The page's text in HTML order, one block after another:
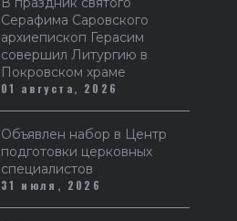
Серафима Саровского
архиепископ Герасим
совершил Литургию в
Покровском храме
01 августа, 2026
Объявлен набор в Центр
подготовки церковных
специалистов
31 июля, 2026